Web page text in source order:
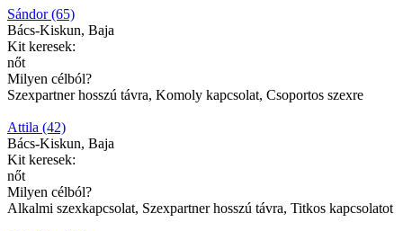
Sándor (65)
Bács-Kiskun, Baja
Kit keresek:
nőt
Milyen célból?
Szexpartner hosszú távra, Komoly kapcsolat, Csoportos szexre
Attila (42)
Bács-Kiskun, Baja
Kit keresek:
nőt
Milyen célból?
Alkalmi szexkapcsolat, Szexpartner hosszú távra, Titkos kapcsolatot